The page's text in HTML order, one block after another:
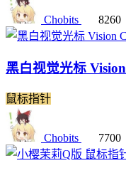
Chobits 8260
黑白视觉光标
鼠标指针
Chobits 7700